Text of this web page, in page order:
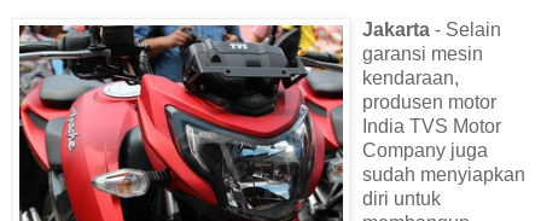
Jakarta - Selain
garansi mesin
kendaraan,
produsen motor
India TVS Motor
Company juga
sudah menyiapkan
diri untuk